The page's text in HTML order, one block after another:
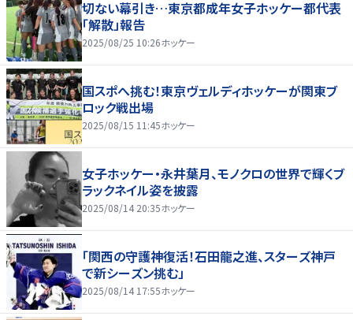
切ない幕引き…東京都成年女子ホッケー都代表
「解散」報告
2025/08/25 10:26ホッケー
国スポへ挑む！東京ヴェルディホッケーが関東ブ
ロック戦出場
2025/08/15 11:45ホッケー
女子ホッケー・永井葉月、モノクロの世界で輝くブ
ラックネイル姿を披露
2025/08/14 20:35ホッケー
「関西の守護神復活！石田龍之進、スターズ神戸
で新シーズン挑む」
2025/08/14 17:55ホッケー